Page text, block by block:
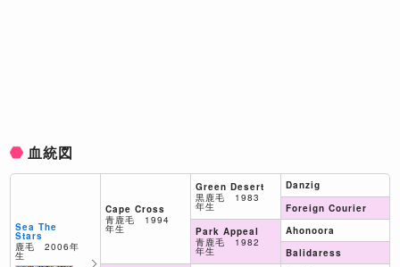
血統図
Sea The
Stars
鹿毛 2006年
生
Cape Cross
青鹿毛 1994
年生
Green Desert
黒鹿毛 1983
年生
Park Appeal
青鹿毛 1982
年生
Danzig
Foreign Courier
Ahonoora
Balidaress